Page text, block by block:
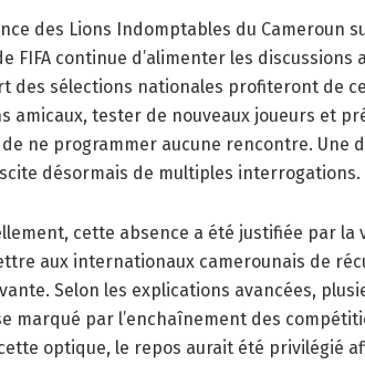
des Lions Indomptables du
FIFA continue d’alimenter les
des sélections nationales profiteront de
amicaux, tester de nouveaux joueurs et
ne programmer aucune rencontre. Une
désormais de multiples interrogations.
cette absence a été justifiée par la
aux internationaux camerounais de
Selon les explications avancées,
marqué par l’enchaînement des
optique, le repos aurait été privilégié